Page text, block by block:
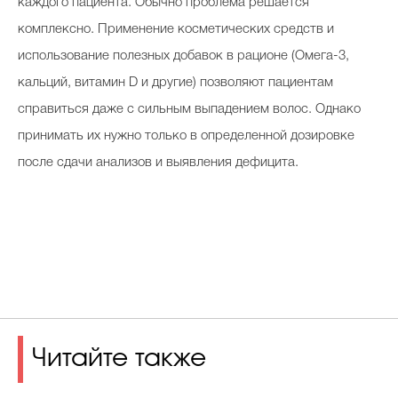
комплексно. Применение косметических средств и
использование полезных добавок в рационе (Омега-3,
кальций, витамин D и другие) позволяют пациентам
справиться даже с сильным выпадением волос. Однако
принимать их нужно только в определенной дозировке
после сдачи анализов и выявления дефицита.
Читайте также